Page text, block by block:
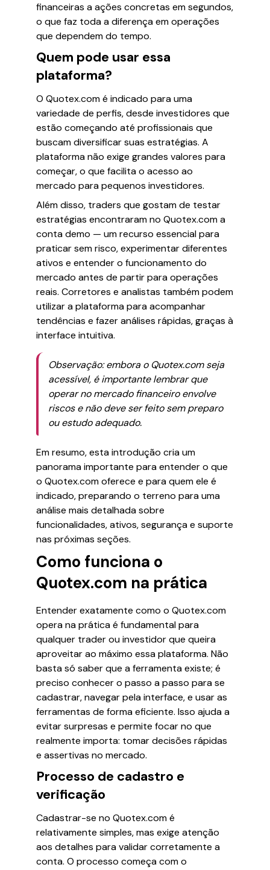
financeiras a ações concretas em segundos,
o que faz toda a diferença em operações
que dependem do tempo.
Quem pode usar essa
plataforma?
O Quotex.com é indicado para uma
variedade de perfis, desde investidores que
estão começando até profissionais que
buscam diversificar suas estratégias. A
plataforma não exige grandes valores para
começar, o que facilita o acesso ao
mercado para pequenos investidores.
Além disso, traders que gostam de testar
estratégias encontraram no Quotex.com a
conta demo — um recurso essencial para
praticar sem risco, experimentar diferentes
ativos e entender o funcionamento do
mercado antes de partir para operações
reais. Corretores e analistas também podem
utilizar a plataforma para acompanhar
tendências e fazer análises rápidas, graças à
interface intuitiva.
Observação: embora o Quotex.com seja
acessível, é importante lembrar que
operar no mercado financeiro envolve
riscos e não deve ser feito sem preparo
ou estudo adequado.
Em resumo, esta introdução cria um
panorama importante para entender o que
o Quotex.com oferece e para quem ele é
indicado, preparando o terreno para uma
análise mais detalhada sobre
funcionalidades, ativos, segurança e suporte
nas próximas seções.
Como funciona o
Quotex.com na prática
Entender exatamente como o Quotex.com
opera na prática é fundamental para
qualquer trader ou investidor que queira
aproveitar ao máximo essa plataforma. Não
basta só saber que a ferramenta existe; é
preciso conhecer o passo a passo para se
cadastrar, navegar pela interface, e usar as
ferramentas de forma eficiente. Isso ajuda a
evitar surpresas e permite focar no que
realmente importa: tomar decisões rápidas
e assertivas no mercado.
Processo de cadastro e
verificação
Cadastrar-se no Quotex.com é
relativamente simples, mas exige atenção
aos detalhes para validar corretamente a
conta. O processo começa com o